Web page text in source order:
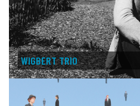
WIGBERT TRIO